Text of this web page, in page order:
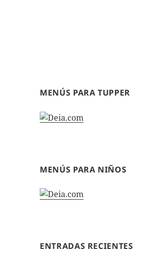
MENÚS PARA TUPPER
MENÚS PARA NIÑOS
ENTRADAS RECIENTES